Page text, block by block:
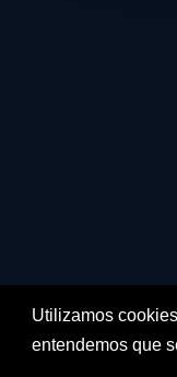
Utilizamos
entendemos que